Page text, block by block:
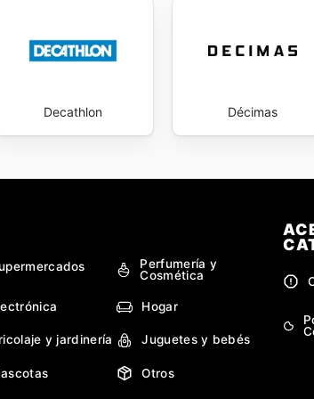
tus metas deportivas. Stay up to
Decathlon Décimas
Perfumería y
Cosmética
Hogar
y jardinería Juguetes y bebés
Otros